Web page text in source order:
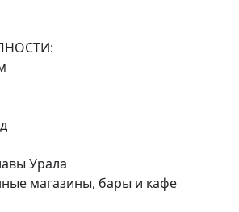
Урала
магазины, бары и кафе